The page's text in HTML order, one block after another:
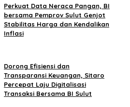
Perkuat Data Neraca Pangan, BI
bersama Pemprov Sulut Genjot
Stabilitas Harga dan Kendalikan
Inflasi
Dorong Efisiensi dan
Transparansi Keuangan, Sitaro
Percepat Laju Digitalisasi
Transaksi Bersama BI Sulut